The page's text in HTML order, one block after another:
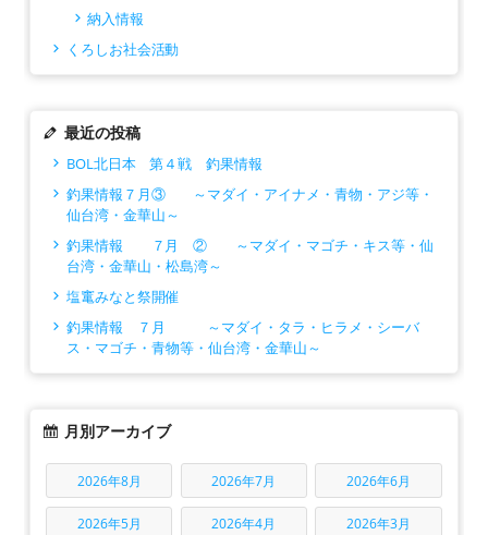
納入情報
くろしお社会活動
最近の投稿
BOL北日本 第４戦 釣果情報
釣果情報７月③ ～マダイ・アイナメ・青物・アジ等・
仙台湾・金華山～
釣果情報 ７月 ② ～マダイ・マゴチ・キス等・仙
台湾・金華山・松島湾～
塩竃みなと祭開催
釣果情報 ７月 ～マダイ・タラ・ヒラメ・シーバ
ス・マゴチ・青物等・仙台湾・金華山～
月別アーカイブ
2026年8月 2026年7月 2026年6月
2026年5月 2026年4月 2026年3月